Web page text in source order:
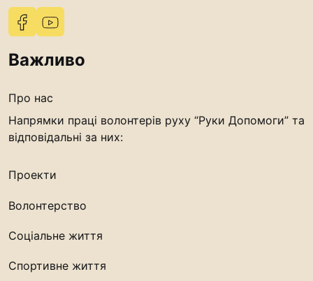
Важливо
Про нас
Напрямки праці волонтерів руху “Руки Допомоги” та
відповідальні за них:
Проекти
Волонтерство
Соціальне життя
Спортивне життя